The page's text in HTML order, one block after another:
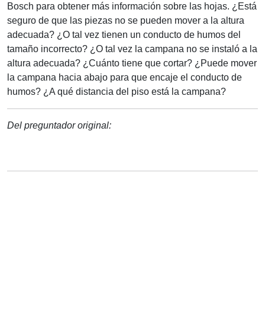
Bosch para obtener más información sobre las hojas. ¿Está
seguro de que las piezas no se pueden mover a la altura
adecuada? ¿O tal vez tienen un conducto de humos del
tamaño incorrecto? ¿O tal vez la campana no se instaló a la
altura adecuada? ¿Cuánto tiene que cortar? ¿Puede mover
la campana hacia abajo para que encaje el conducto de
humos? ¿A qué distancia del piso está la campana?
Del preguntador original: